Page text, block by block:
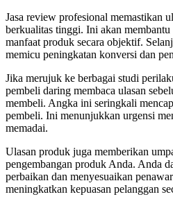
Jasa review profesional memastikan
berkualitas tinggi. Ini akan
manfaat produk secara objektif.
memicu peningkatan konversi dan
Jika merujuk ke berbagai studi
pembeli daring membaca ulasan
membeli. Angka ini seringkali
pembeli. Ini menunjukkan urgensi
memadai.
Ulasan produk juga memberikan
pengembangan produk Anda. Anda
perbaikan dan menyesuaikan
meningkatkan kepuasan pelanggan